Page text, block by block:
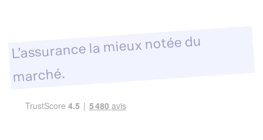
L’assurance la mieux notée du
marché.